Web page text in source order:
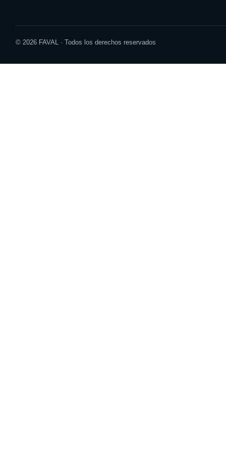
© 2026 FAVAL · Todos los derechos reservados